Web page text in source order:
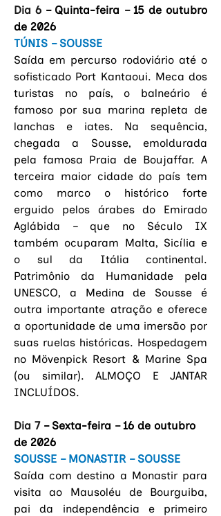
Dia 6 – Quinta-feira – 15 de outubro
de 2026
TÚNIS – SOUSSE
Saída em percurso rodoviário até o
sofisticado Port Kantaoui. Meca dos
turistas no país, o balneário é
famoso por sua marina repleta de
lanchas e iates. Na sequência,
chegada a Sousse, emoldurada
pela famosa Praia de Boujaffar. A
terceira maior cidade do país tem
como marco o histórico forte
erguido pelos árabes do Emirado
Aglábida – que no Século IX
também ocuparam Malta, Sicília e
o sul da Itália continental.
Patrimônio da Humanidade pela
UNESCO, a Medina de Sousse é
outra importante atração e oferece
a oportunidade de uma imersão por
suas ruelas históricas. Hospedagem
no Mövenpick Resort & Marine Spa
(ou similar). ALMOÇO E JANTAR
INCLUÍDOS.
Dia 7 – Sexta-feira – 16 de outubro
de 2026
SOUSSE – MONASTIR – SOUSSE
Saída com destino a Monastir para
visita ao Mausoléu de Bourguiba,
pai da independência e primeiro